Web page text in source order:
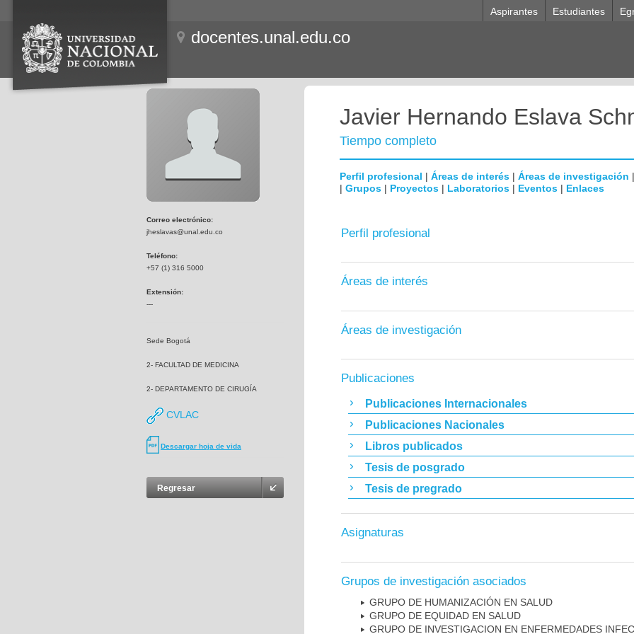
Aspirantes Estudiantes
docentes.unal.edu.co
Correo electrónico:
jheslavas@unal.edu.co
Teléfono:
+57 (1) 316 5000
Extensión:
---
Sede Bogotá
2- FACULTAD DE MEDICINA
2- DEPARTAMENTO DE CIRUGÍA
CVLAC
Descargar hoja de vida
Regresar
Javier Hernando Eslava
Tiempo completo
Perfil profesional | Áreas de interés | Áreas de investigación |
| Grupos | Proyectos | Laboratorios | Eventos | Enlaces
Perfil profesional
Áreas de interés
Áreas de investigación
Publicaciones
Publicaciones Internacionales
Publicaciones Nacionales
Libros publicados
Tesis de posgrado
Tesis de pregrado
Asignaturas
Grupos de investigación asociados
GRUPO DE HUMANIZACIÓN EN SALUD
GRUPO DE EQUIDAD EN SALUD
GRUPO DE INVESTIGACION EN ENFERMEDADES